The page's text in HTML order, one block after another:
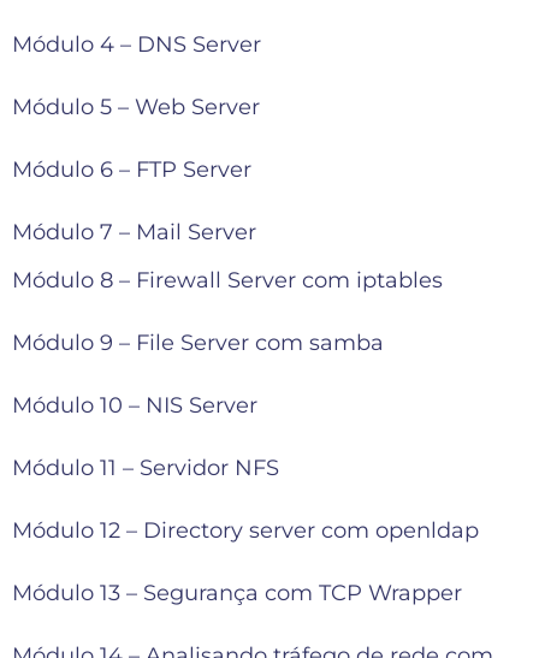
Módulo 4 – DNS Server
Módulo 5 – Web Server
Módulo 6 – FTP Server
Módulo 7 – Mail Server
Módulo 8 – Firewall Server com iptables
Módulo 9 – File Server com samba
Módulo 10 – NIS Server
Módulo 11 – Servidor NFS
Módulo 12 – Directory server com openldap
Módulo 13 – Segurança com TCP Wrapper